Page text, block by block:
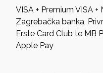
VISA + Premium VISA
Zagrebačka banka,
Erste Card Club te MB
Apple Pay